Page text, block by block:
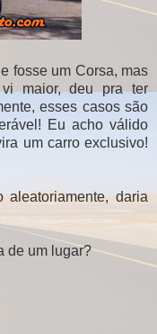
fosse um Corsa, mas
maior, deu pra ter
esses casos são
Eu acho válido
um carro exclusivo!
daria
de um lugar?